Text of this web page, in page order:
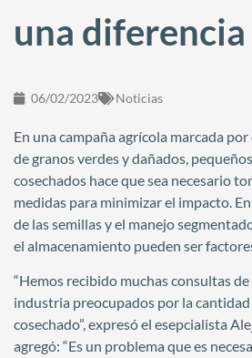
una diferencia
06/02/2023 Noticias
En una campaña agrícola marcada
de granos verdes y dañados,
cosechados hace que sea necesario
medidas para minimizar el impacto.
de las semillas y el manejo
el almacenamiento pueden ser
“Hemos recibido muchas consultas
industria preocupados por la
cosechado”, expresó el esepcialista
agregó: “Es un problema que es